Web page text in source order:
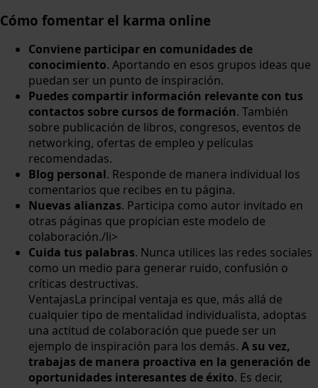
Cómo fomentar el karma online
Conviene participar en comunidades de
conocimiento. Aportando en esos grupos ideas que
puedan ser un punto de inspiración.
Puedes compartir información relevante con tus
contactos sobre cursos de formación. También
sobre publicación de libros, congresos, eventos de
networking, ofertas de empleo y películas
recomendadas.
Blog personal. Responde de manera individual los
comentarios que recibes en tu página.
Nuevas alianzas. Participa como autor invitado en
otras páginas que propician este modelo de
colaboración./li>
Cuida tus palabras. Nunca utilices las redes sociales
como un medio para generar ruido, confusión o
críticas destructivas.
VentajasLa principal ventaja es que, más allá de
cualquier tipo de mentalidad individualista, adoptas
una actitud de colaboración que puede ser un
ejemplo de inspiración para los demás. A su vez,
trabajas de manera proactiva en la generación de
oportunidades interesantes de éxito. Es decir,